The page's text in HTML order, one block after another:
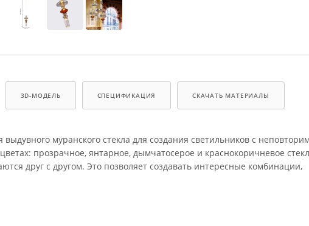
3D-МОДЕЛЬ СПЕЦИФИКАЦИЯ СКАЧАТЬ МАТЕРИАЛЫ
муранского стекла для создания светильников с
прозрачное, янтарное, дымчатосерое и краснокоричневое
друг с другом. Это позволяет создавать интересные комбинации,